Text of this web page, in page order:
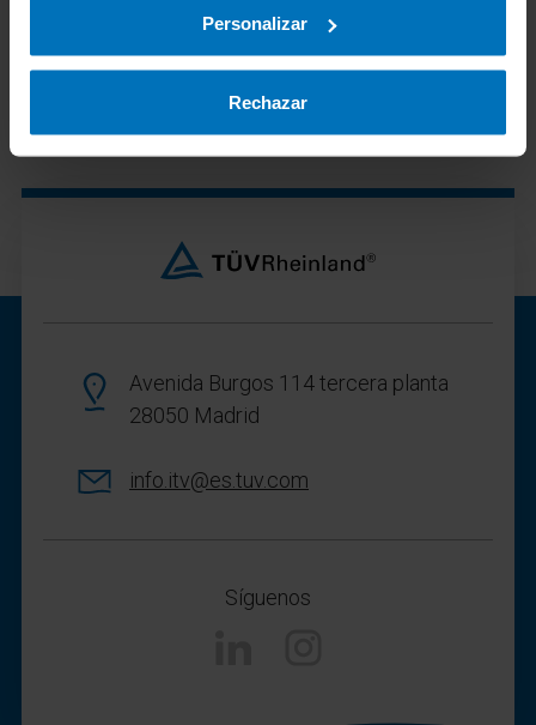
Personalizar
Rechazar
Avenida Burgos 114 tercera planta
28050 Madrid
info.itv@es.tuv.com
Síguenos